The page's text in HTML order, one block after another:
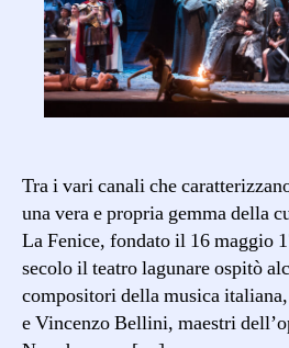
Tra i vari canali che
una vera e propria gemma della
La Fenice, fondato il 16 maggio
secolo il teatro lagunare ospitò
compositori della musica
e Vincenzo Bellini, maestri